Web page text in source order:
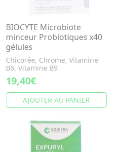
BIOCYTE Microbiote
minceur Probiotiques x40
gélules
Chicorée, Chrome, Vitamine
B6, Vitamine B9
19,40€
AJOUTER AU PANIER